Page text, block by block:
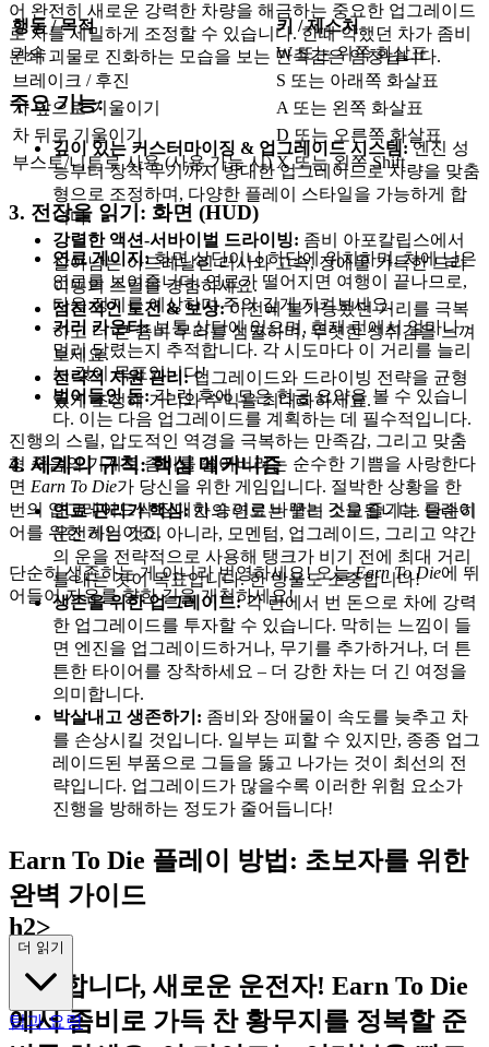
어 완전히 새로운 강력한 차량을 해금하는 중요한 업그레이드
로 차를 세밀하게 조정할 수 있습니다. 한때 약했던 차가 좀비
분쇄 괴물로 진화하는 모습을 보는 만족감은 엄청납니다.
주요 기능:
깊이 있는 커스터마이징 & 업그레이드 시스템:엔진 성
능부터 장착 무기까지 방대한 업그레이드로 차량을 맞춤
형으로 조정하며, 다양한 플레이 스타일을 가능하게 합
니다.
강렬한 액션-서바이벌 드라이빙: 좀비 아포칼립스에서
살아남는 아드레날린 러시와 고속, 장애물 가득한 드라
이빙의 스릴을 경험하세요.
점진적인 도전 & 보상:이전에 불가능했던 거리를 극복
하고 더 큰 좀비 무리를 섬멸하며, 뚜렷한 성취감을 느껴
보세요.
전략적 자원 관리:업그레이드와 드라이빙 전략을 균형
있게 조정해 거리와 수익을 최대화하세요.
진행의 스릴, 압도적인 역경을 극복하는 만족감, 그리고 맞춤
형 죽음의 기계로 좀비를 쓸어버리는 순수한 기쁨을 사랑한다
면 Earn To Die가 당신을 위한 게임입니다. 절박한 상황을 한
번의 업그레이드씩 장대한 승리로 바꾸는 것을 즐기는 플레이
어를 위한 게임이죠.
단순히 생존하는 게 아니라 번영하세요! 오늘Earn To Die에 뛰
어들어 자유를 향한 길을 개척하세요!
행동 / 목적
키 / 제스처
가속
W 또는 위쪽 화살표
브레이크 / 후진
S 또는 아래쪽 화살표
차 앞으로 기울이기
A 또는 왼쪽 화살표
차 뒤로 기울이기
D 또는 오른쪽 화살표
부스트/니트로 사용 (사용 가능 시) X 또는 왼쪽 Shift
3. 전장을 읽기: 화면 (HUD)
연료 게이지:화면 상단이나 하단에 위치하며, 차에 남은
연료를 보여줍니다. 연료가 떨어지면 여행이 끝나므로,
다음 정지를 예상하며 주의 깊게 지켜보세요.
거리 카운터:보통 상단에 있으며, 현재 런에서 얼마나
멀리 달렸는지 추적합니다. 각 시도마다 이 거리를 늘리
는 것이 목표입니다!
벌어들인 돈:각 런 후에 모은 현금 요약을 볼 수 있습니
다. 이는 다음 업그레이드를 계획하는 데 필수적입니다.
4. 세계의 규칙: 핵심 메커니즘
연료 관리가 핵심: 차의 연료는 빨리 소모됩니다. 단순히
운전하는 것이 아니라, 모멘텀, 업그레이드, 그리고 약간
의 운을 전략적으로 사용해 탱크가 비기 전에 최대 거리
를 내는 것이 목표입니다. 한 방울도 소중합니다!
생존을 위한 업그레이드:각 런에서 번 돈으로 차에 강력
한 업그레이드를 투자할 수 있습니다. 막히는 느낌이 들
면 엔진을 업그레이드하거나, 무기를 추가하거나, 더 튼
튼한 타이어를 장착하세요 – 더 강한 차는 더 긴 여정을
의미합니다.
박살내고 생존하기: 좀비와 장애물이 속도를 늦추고 차
를 손상시킬 것입니다. 일부는 피할 수 있지만, 종종 업그
레이드된 부품으로 그들을 뚫고 나가는 것이 최선의 전
략입니다. 업그레이드가 많을수록 이러한 위험 요소가
진행을 방해하는 정도가 줄어듭니다!
Earn To Die 플레이 방법: 초보자를 위한
완벽 가이드
h2>
환영합니다, 새로운 운전자! Earn To Die
에서 좀비로 가득 찬 황무지를 정복할 준
더 읽기
팁과 요령